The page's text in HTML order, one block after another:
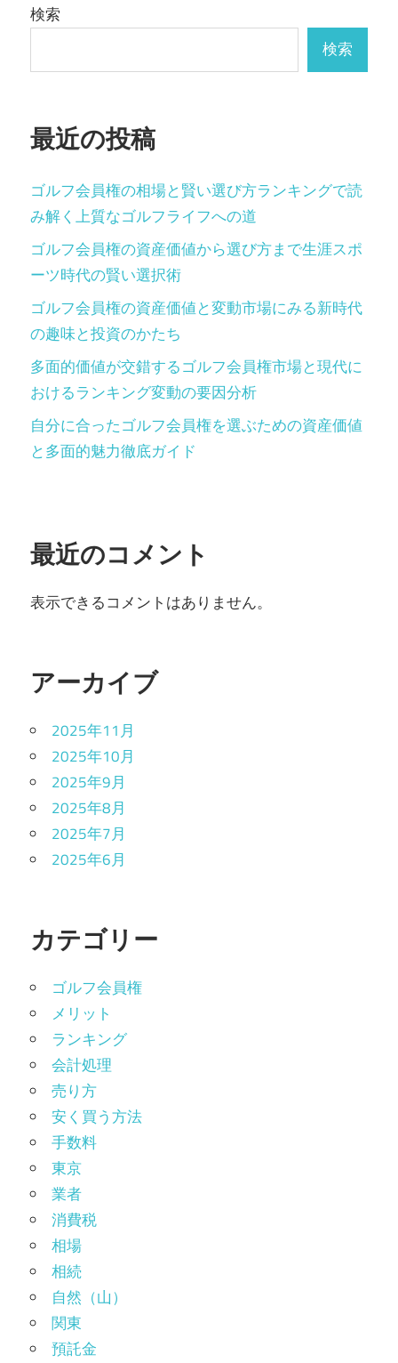
検索
検索
最近の投稿
ゴルフ会員権の相場と賢い選び方ランキングで読
み解く上質なゴルフライフへの道
ゴルフ会員権の資産価値から選び方まで生涯スポ
ーツ時代の賢い選択術
ゴルフ会員権の資産価値と変動市場にみる新時代
の趣味と投資のかたち
多面的価値が交錯するゴルフ会員権市場と現代に
おけるランキング変動の要因分析
自分に合ったゴルフ会員権を選ぶための資産価値
と多面的魅力徹底ガイド
最近のコメント
表示できるコメントはありません。
アーカイブ
2025年11月
2025年10月
2025年9月
2025年8月
2025年7月
2025年6月
カテゴリー
ゴルフ会員権
メリット
ランキング
会計処理
売り方
安く買う方法
手数料
東京
業者
消費税
相場
相続
自然（山）
関東
預託金